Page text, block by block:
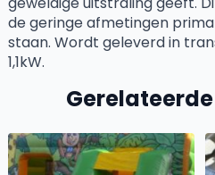
de geringe afmetingen
staan. Wordt geleverd in
1,1kW.